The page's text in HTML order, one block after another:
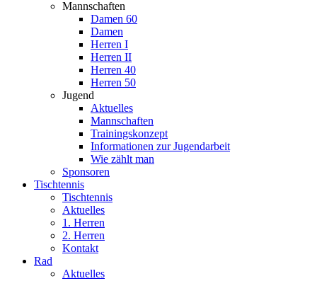
Mannschaften
Damen 60
Damen
Herren I
Herren II
Herren 40
Herren 50
Jugend
Aktuelles
Mannschaften
Trainingskonzept
Informationen zur Jugendarbeit
Wie zählt man
Sponsoren
Tischtennis
Tischtennis
Aktuelles
1. Herren
2. Herren
Kontakt
Rad
Aktuelles